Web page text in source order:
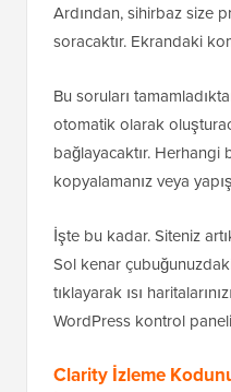
Ardından, sihirbaz size
soracaktır. Ekrandaki
Bu soruları
otomatik olarak
bağlayacaktır. Herhangi
kopyalamanız veya
İşte bu kadar. Siteniz
Sol kenar
tıklayarak ısı
WordPress kontrol
Clarity İzleme